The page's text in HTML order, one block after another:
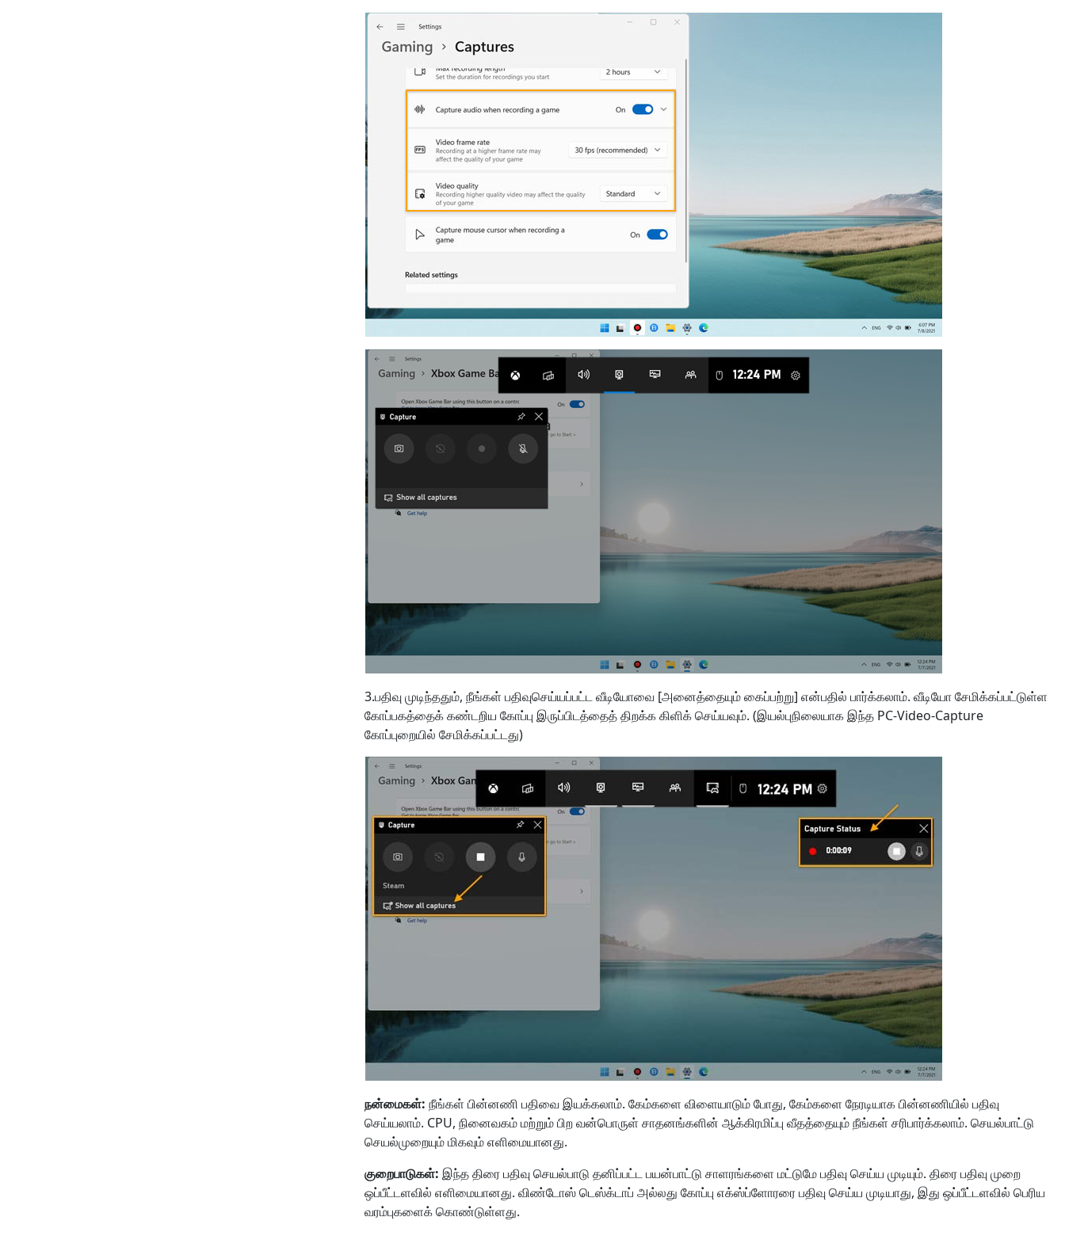
3.பதிவு முடிந்ததும், நீங்கள் பதிவுசெய்யப்பட்ட வீடியோவை [அனைத்தையும் கைப்பற்று] என்பதில் பார்க்கலாம். வீடியோ சேமிக்கப்பட்டுள்ள
கோப்பகத்தைக் கண்டறிய கோப்பு இருப்பிடத்தைத் திறக்க கிளிக் செய்யவும். (இயல்புநிலையாக இந்த PC-Video-Capture
கோப்புறையில் சேமிக்கப்பட்டது)
நன்மைகள்: நீங்கள் பின்னணி பதிவை இயக்கலாம். கேம்களை விளையாடும் போது, ​​கேம்களை நேரடியாக பின்னணியில் பதிவு
செய்யலாம். CPU, நினைவகம் மற்றும் பிற வன்பொருள் சாதனங்களின் ஆக்கிரமிப்பு வீதத்தையும் நீங்கள் சரிபார்க்கலாம். செயல்பாட்டு
செயல்முறையும் மிகவும் எளிமையானது.
குறைபாடுகள்: இந்த திரை பதிவு செயல்பாடு தனிப்பட்ட பயன்பாட்டு சாளரங்களை மட்டுமே பதிவு செய்ய முடியும். திரை பதிவு முறை
ஒப்பீட்டளவில் எளிமையானது. விண்டோஸ் டெஸ்க்டாப் அல்லது கோப்பு எக்ஸ்ப்ளோரரை பதிவு செய்ய முடியாது, இது ஒப்பீட்டளவில் பெரிய
வரம்புகளைக் கொண்டுள்ளது.
மொழி மாறுதல்
Nederlands Tiếng Việt
Português Deutsche
Norsk Suomalainen
Ελληνικά
தமிழ் Bahasa Melayu
ไทย
Română
қазақ
繁體中文